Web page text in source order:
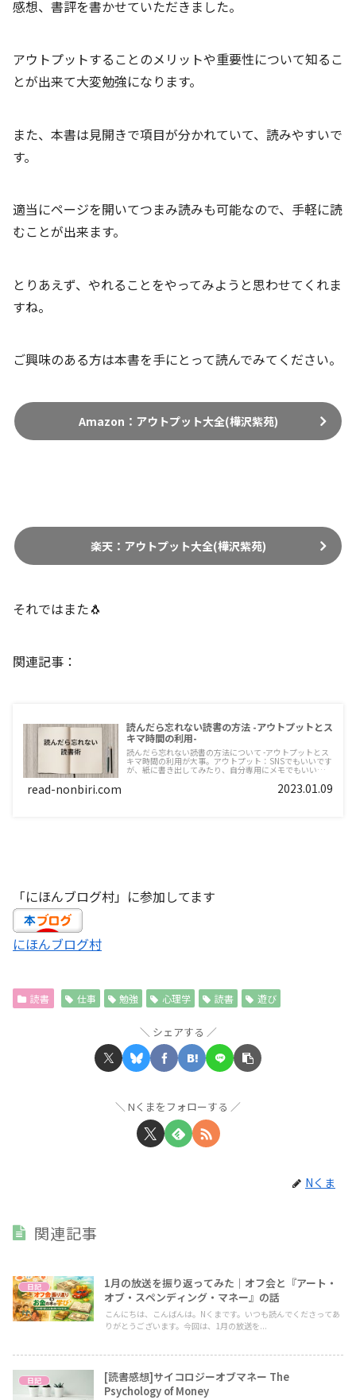
感想、書評を書かせていただきました。
アウトプットすることのメリットや重要性について知るこ
とが出来て大変勉強になります。
また、本書は見開きで項目が分かれていて、読みやすいで
す。
適当にページを開いてつまみ読みも可能なので、手軽に読
むことが出来ます。
とりあえず、やれることをやってみようと思わせてくれま
すね。
ご興味のある方は本書を手にとって読んでみてください。
Amazon：アウトプット大全(樺沢紫苑)
楽天：アウトプット大全(樺沢紫苑)
それではまた🐧
関連記事：
読んだら忘れない読書の方法 -アウトプットとス
キマ時間の利用-
読んだら忘れない読書の方法について -アウトプットとス
キマ時間の利用が大事。アウトプット：SNSでもいいです
が、紙に書き出してみたり、自分専用にメモでもいいの
read-nonbiri.com 2023.01.09
「にほんブログ村」に参加してます
にほんブログ村
読書 仕事 勉強 心理学 読書 遊び
シェアする
Nくまをフォローする
Nくま
関連記事
日記
1月の放送を振り返ってみた｜オフ会と『アート・
オブ・スペンディング・マネー』の話
こんにちは、こんばんは。Nくまです。いつも読んでくださってあ
りがとうございます。今回は、1月の放送を...
日記
[読書感想]サイコロジーオブマネー The
Psychology of Money